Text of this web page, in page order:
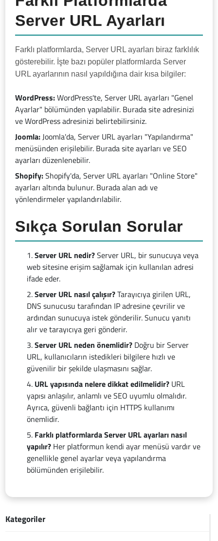
Server URL Ayarları
Farklı platformlarda, Server URL ayarları biraz farklılık
gösterebilir. İşte bazı popüler platformlarda Server
URL ayarlarının nasıl yapıldığına dair kısa bilgiler:
WordPress:WordPress'te, Server URL ayarları "Genel
Ayarlar" bölümünden yapılabilir. Burada site adresinizi
ve WordPress adresinizi belirtebilirsiniz.
Joomla:Joomla'da, Server URL ayarları "Yapılandırma"
menüsünden erişilebilir. Burada site ayarları ve SEO
ayarları düzenlenebilir.
Shopify:Shopify'da, Server URL ayarları "Online Store"
ayarları altında bulunur. Burada alan adı ve
yönlendirmeler yapılandırılabilir.
Sıkça Sorulan Sorular
Server URL nedir?Server URL, bir sunucuya veya
web sitesine erişim sağlamak için kullanılan adresi
ifade eder.
Server URL nasıl çalışır?Tarayıcıya girilen URL,
DNS sunucusu tarafından IP adresine çevrilir ve
ardından sunucuya istek gönderilir. Sunucu yanıtı
alır ve tarayıcıya geri gönderir.
Server URL neden önemlidir? Doğru bir Server
URL, kullanıcıların istedikleri bilgilere hızlı ve
güvenilir bir şekilde ulaşmasını sağlar.
URL yapısında nelere dikkat edilmelidir? URL
yapısı anlaşılır, anlamlı ve SEO uyumlu olmalıdır.
Ayrıca, güvenli bağlantı için HTTPS kullanımı
önemlidir.
Farklı platformlarda Server URL ayarları nasıl
yapılır? Her platformun kendi ayar menüsü vardır ve
genellikle genel ayarlar veya yapılandırma
bölümünden erişilebilir.
Kategoriler